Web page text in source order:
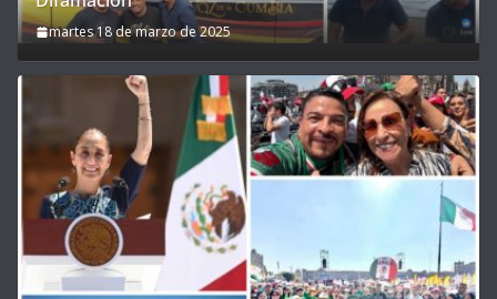
martes 18 de marzo de 2025